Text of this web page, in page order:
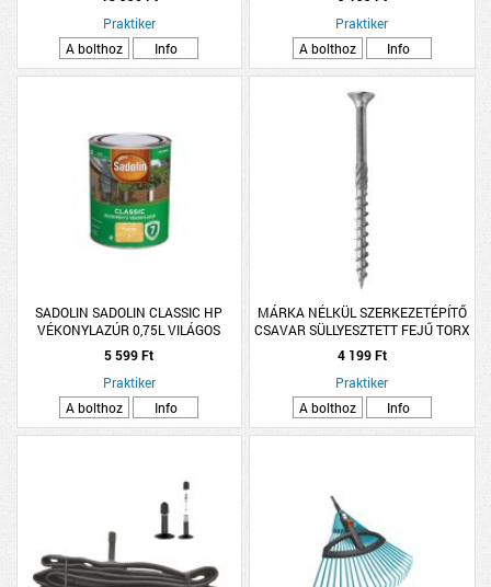
Praktiker
A bolthoz
Info
Praktiker
A bolthoz
Info
SADOLIN SADOLIN CLASSIC HP
VÉKONYLAZÚR 0,75L VILÁGOS
TÖLGY
5 599 Ft
Praktiker
A bolthoz
Info
MÁRKA NÉLKÜL SZERKEZETÉPÍTŐ
CSAVAR SÜLLYESZTETT FEJŰ TORX
3,5X50 HORGANYZOTT
4 199 Ft
Praktiker
A bolthoz
Info